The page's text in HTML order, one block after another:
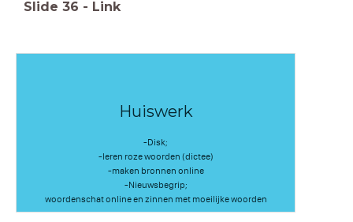
Slide 36 - Link
Huiswerk
-Disk;
-leren roze woorden (dictee)
-maken bronnen online
-Nieuwsbegrip;
woordenschat online en zinnen met moeilijke woorden